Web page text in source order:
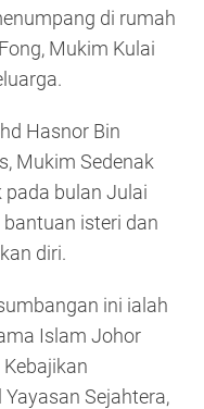
di rumah
Mukim Kulai
Hasnor Bin
Mukim Sedenak
bulan Julai
isteri dan
diri.
ini ialah
Islam Johor
Sejahtera,